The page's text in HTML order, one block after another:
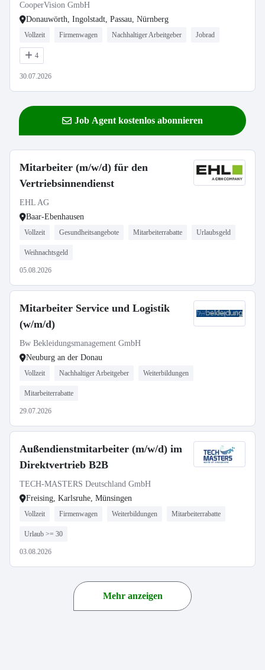
CooperVision GmbH
Donauwörth, Ingolstadt, Passau, Nürnberg
Vollzeit Firmenwagen Nachhaltiger Arbeitgeber Jobrad
4
30.07.2026
Job Agent kostenlos abonnieren
Mitarbeiter (m/w/d) für den
Vertriebsinnendienst
EHL AG
Baar-Ebenhausen
Vollzeit Gesundheitsangebote Mitarbeiterrabatte Urlaubsgeld
Weihnachtsgeld
05.08.2026
Mitarbeiter Service und Logistik
(w/m/d)
Bw Bekleidungsmanagement GmbH
Neuburg an der Donau
Vollzeit Nachhaltiger Arbeitgeber Weiterbildungen
Mitarbeiterrabatte
29.07.2026
Außendienstmitarbeiter (m/w/d) im
Direktvertrieb B2B
TECH-MASTERS Deutschland GmbH
Freising, Karlsruhe, Münsingen
Vollzeit Firmenwagen Weiterbildungen Mitarbeiterrabatte
Urlaub >= 30
03.08.2026
Mehr anzeigen